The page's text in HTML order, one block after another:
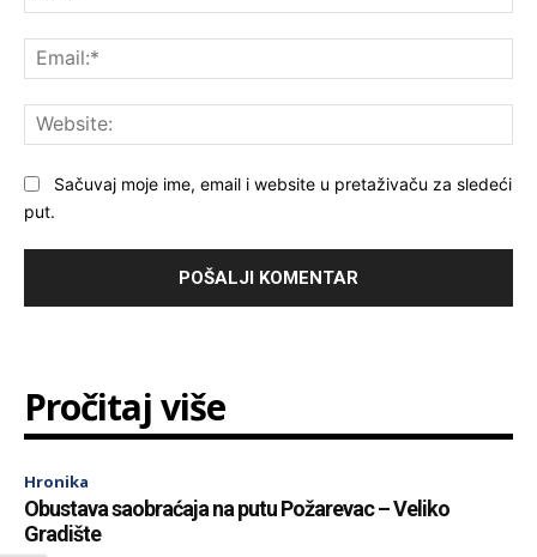
Sačuvaj moje ime, email i website u pretaživaču za sledeći
put.
Pročitaj više
Hronika
Obustava saobraćaja na putu Požarevac – Veliko
Gradište